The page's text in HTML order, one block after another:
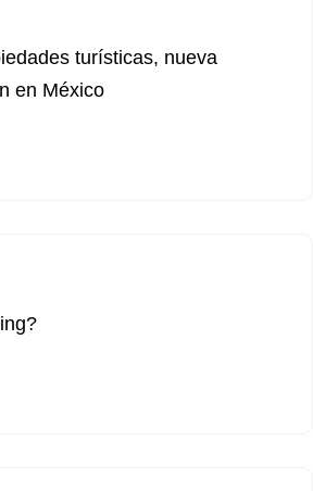
turísticas, nueva
en México